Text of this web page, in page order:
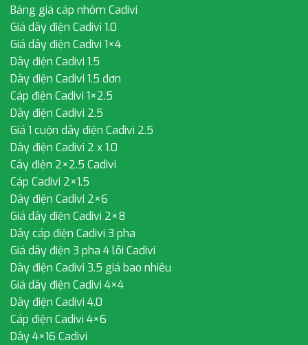
Bảng giá cáp nhôm Cadivi
Giá dây điện Cadivi 1.0
Giá dây điện Cadivi 1×4
Dây điện Cadivi 1.5
Dây điện Cadivi 1.5 đơn
Cáp điện Cadivi 1×2.5
Dây điện Cadivi 2.5
Giá 1 cuộn dây điện Cadivi 2.5
Dây điện Cadivi 2 x 1.0
Cây điện 2×2.5 Cadivi
Cáp Cadivi 2×1.5
Dây điện Cadivi 2×6
Giá dây điện Cadivi 2×8
Dây cáp điện Cadivi 3 pha
Giá dây điện 3 pha 4 lõi Cadivi
Dây điện Cadivi 3.5 giá bao nhiêu
Giá dây điện Cadivi 4×4
Dây điện Cadivi 4.0
Cáp điện Cadivi 4×6
Dây 4×16 Cadivi